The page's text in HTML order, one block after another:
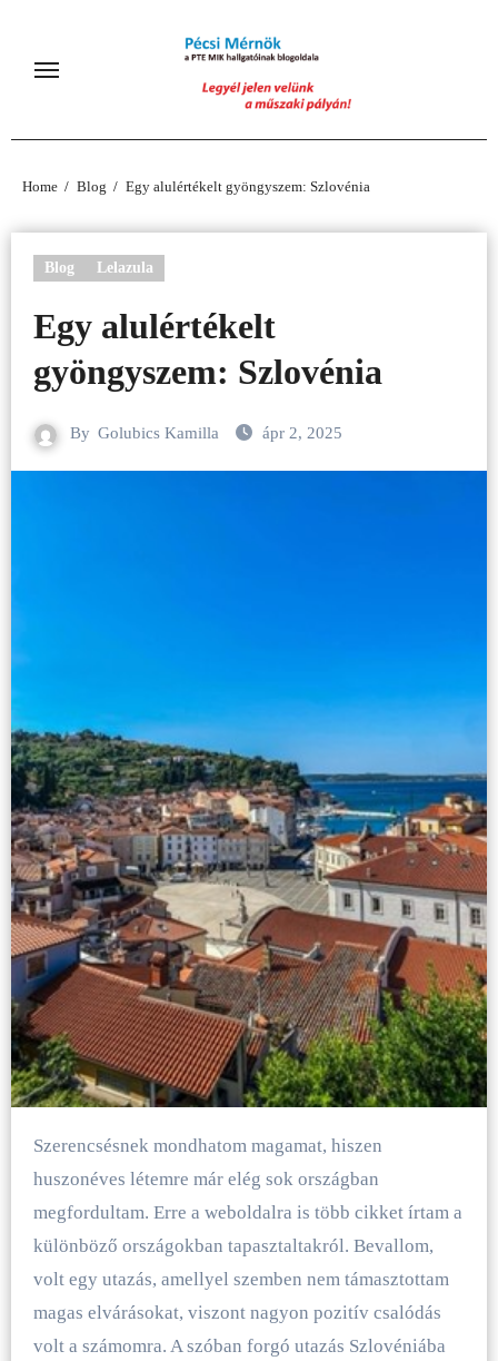
content
Home Blog Egy alulértékelt gyöngyszem: Szlovénia
Blog Lelazula
Egy alulértékelt
gyöngyszem: Szlovénia
By Golubics Kamilla ápr 2, 2025
Szerencsésnek mondhatom magamat, hiszen
huszonéves létemre már elég sok országban
megfordultam. Erre a weboldalra is több cikket írtam a
különböző országokban tapasztaltakról. Bevallom,
volt egy utazás, amellyel szemben nem támasztottam
magas elvárásokat, viszont nagyon pozitív csalódás
volt a számomra. A szóban forgó utazás Szlovéniába